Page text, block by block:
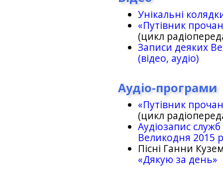
Унікальні
«Путівник
(цикл
Записи деяких
(відео, аудіо)
Аудіо-програми
«Путівник
(цикл
Аудіозапис
Великодня 2015
Пісні Ганни
«Дякую за день»